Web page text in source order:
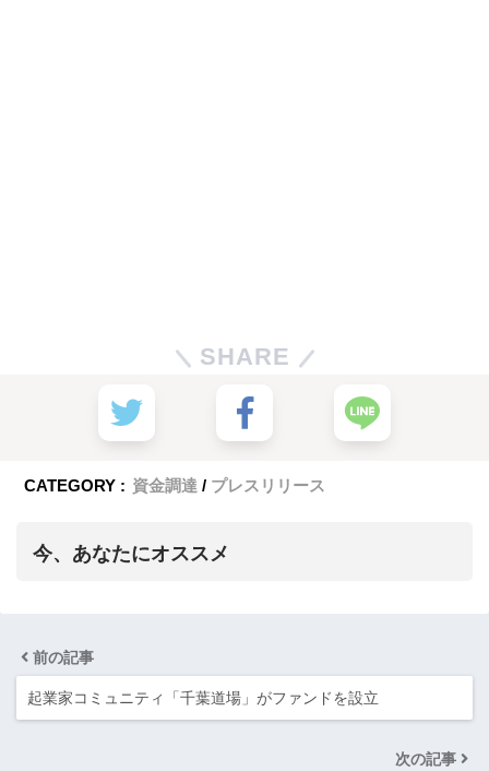
SHARE
CATEGORY : 資金調達 プレスリリース
今、あなたにオススメ
前の記事
起業家コミュニティ「千葉道場」がファンドを設立
次の記事